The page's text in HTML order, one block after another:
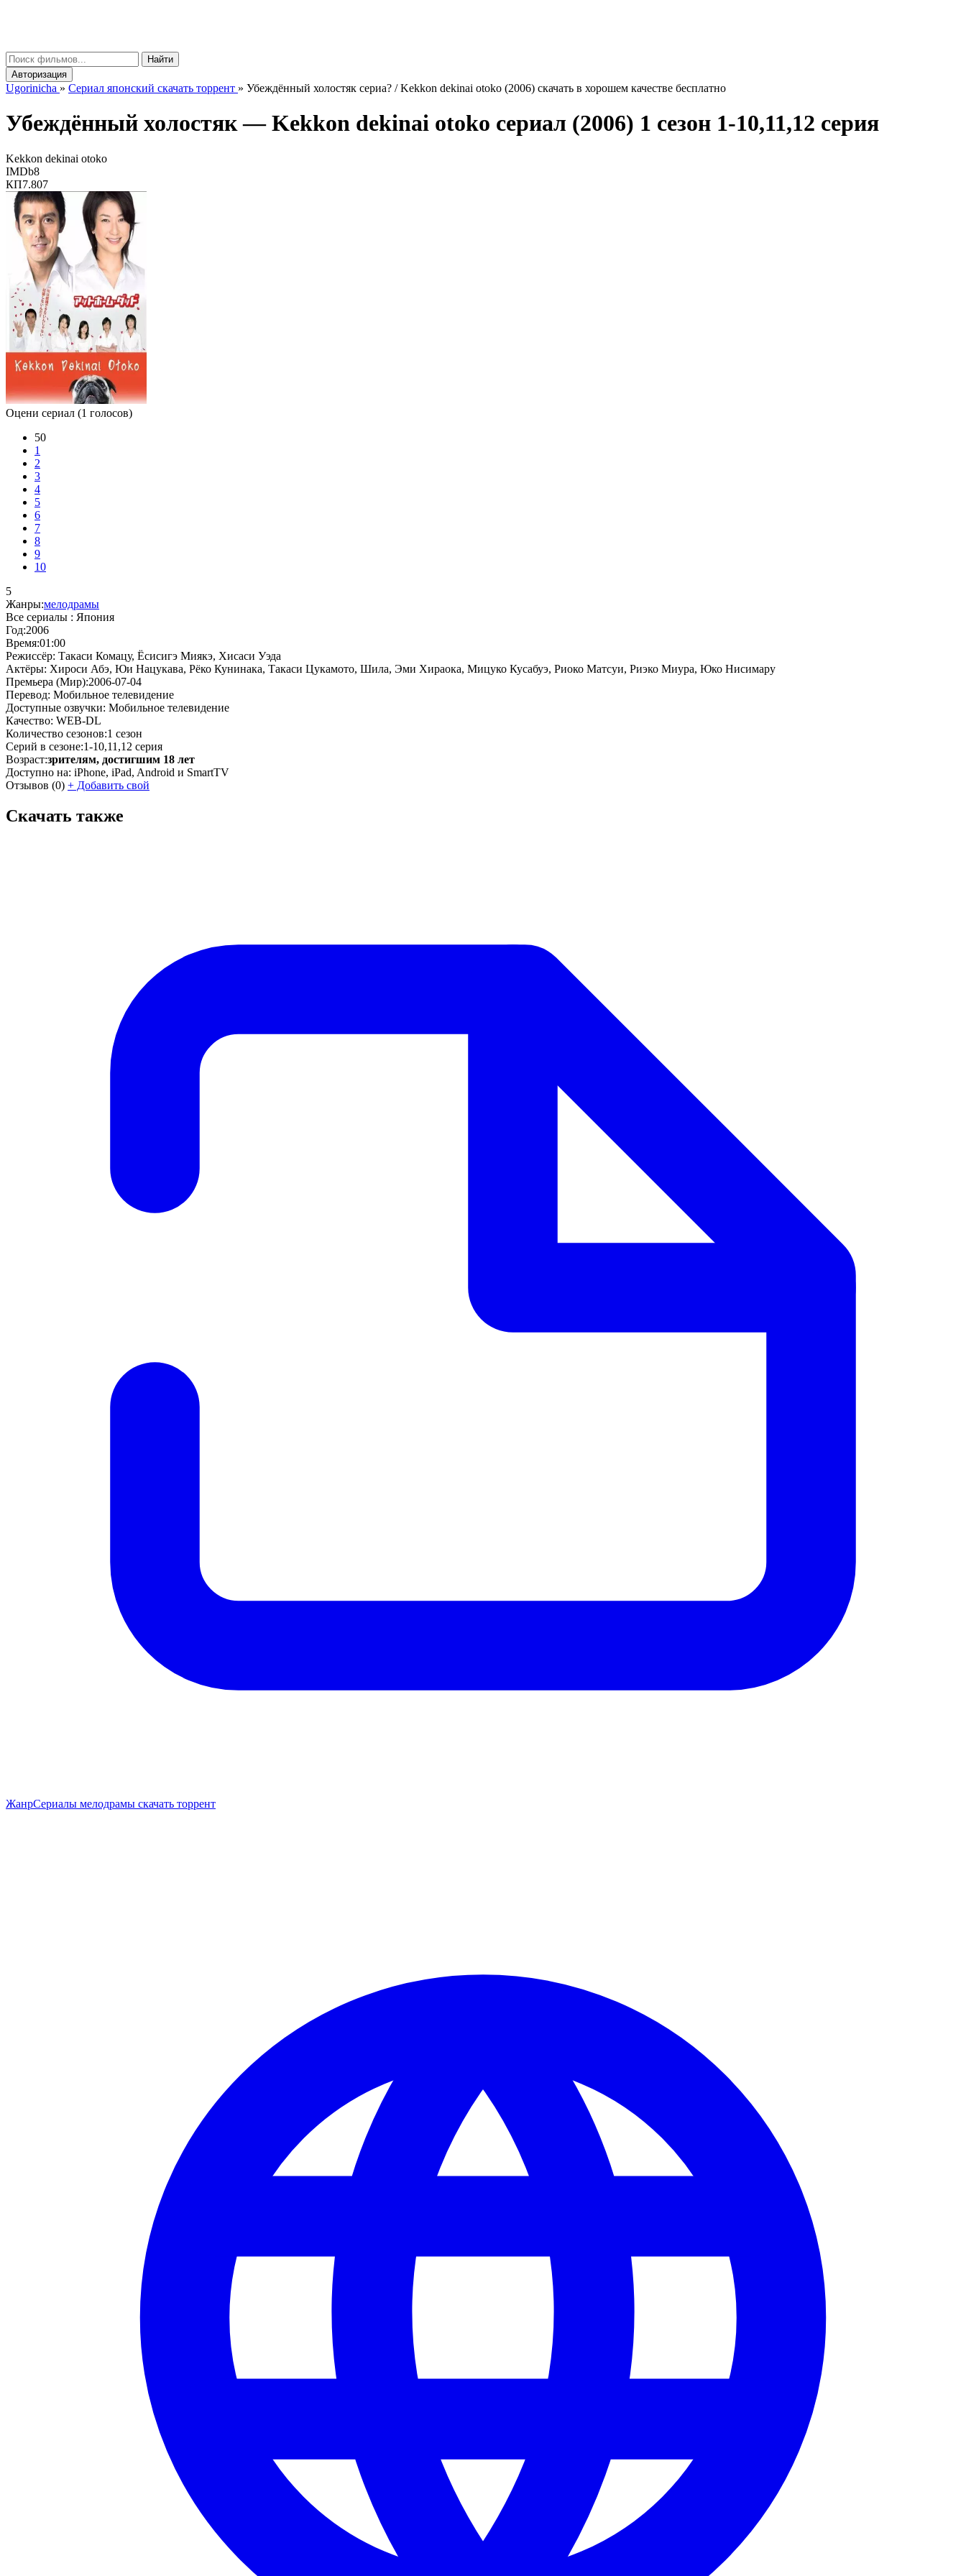
Найти
Авторизация
Ugorinicha » Сериал японский скачать торрент » Убеждённый холостяк сериа? / Kekkon dekinai otoko (2006) скачать в хорошем качестве бесплатно
Убеждённый холостяк —Kekkon dekinai otoko сериал (2006) 1 сезон 1-10,11,12 серия
Kekkon dekinai otoko
IMDb8
КП7.807
Оцени сериал (1 голосов)
50
1
2
3
4
5
6
7
8
9
10
5
Жанры:мелодрамы
Все сериалы : Япония
Год:2006
Время:01:00
Режиссёр: Такаси Комацу, Ёсисигэ Миякэ, Хисаси Уэда
Актёры: Хироси Абэ, Юи Нацукава, Рёко Кунинака, Такаси Цукамото, Шила, Эми Хираока, Мицуко Кусабуэ, Риоко Матсуи, Риэко Миура, Юко Нисимару
Премьера (Мир):2006-07-04
Перевод: Мобильное телевидение
Доступные озвучки: Мобильное телевидение
Качество: WEB-DL
Количество сезонов:1 сезон
Серий в сезоне:1-10,11,12 серия
Возраст:зрителям, достигшим 18 лет
Доступно на: iPhone, iPad, Android и SmartTV
Отзывов (0) + Добавить свой
Скачать также
ЖанрСериалы мелодрамы скачать торрент